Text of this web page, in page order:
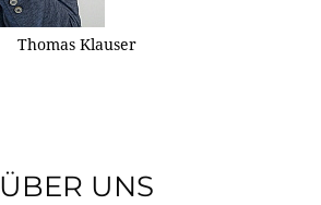
Thomas Klauser
ÜBER UNS